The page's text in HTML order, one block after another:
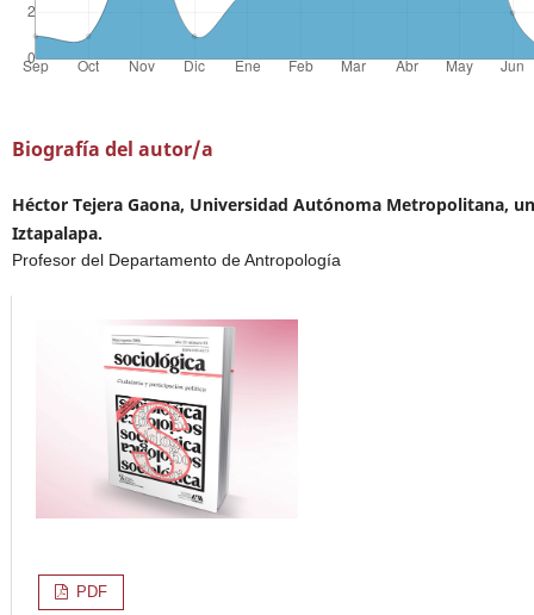
Biografía del autor/a
Héctor Tejera Gaona, Universidad Autónoma Metropolitana,
Iztapalapa.
Profesor del Departamento de Antropología
PDF